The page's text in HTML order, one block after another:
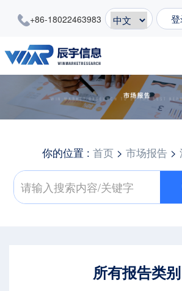
+86-18022463983
你的位置 : 首页 > 市场报告 >
所有报告类别